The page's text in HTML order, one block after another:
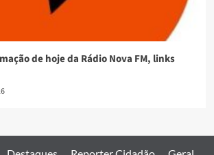
de hoje da Rádio Nova FM, links